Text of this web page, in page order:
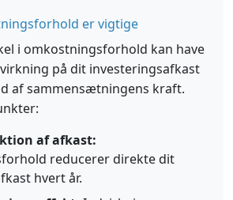
er vigtige
i omkostningsforhold kan have
på dit investeringsafkast
af sammensætningens kraft.
af afkast:
reducerer direkte dit
hvert år.